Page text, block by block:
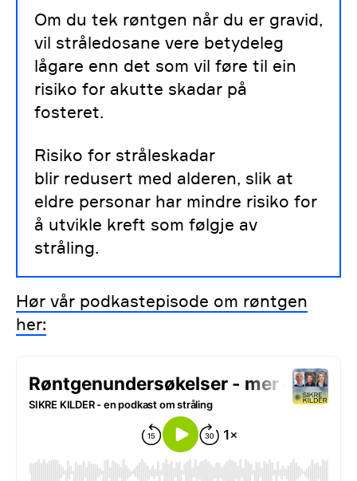
Om du tek røntgen når du er gravid,
vil stråledosane vere betydeleg
lågare enn det som vil føre til ein
risiko for akutte skadar på
fosteret.
Risiko for stråleskadar
blir redusert med alderen, slik at
eldre personar har mindre risiko for
å utvikle kreft som følgje av
stråling.
Hør vår podkastepisode om røntgen
her: